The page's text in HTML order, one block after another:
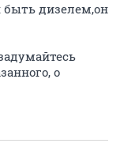
дизелем,он
о